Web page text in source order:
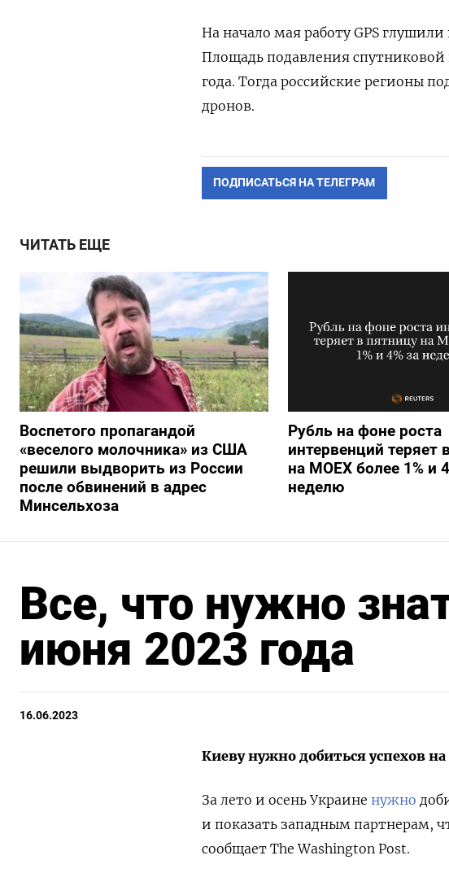
На начало мая работу GPS
Площадь подавления спутниковой
года. Тогда российские регионы
дронов.
ПОДПИСАТЬСЯ НА ТЕЛЕГРАМ
ЧИТАТЬ ЕЩЕ
Воспетого пропагандой
«веселого молочника» из США
решили выдворить из России
после обвинений в адрес
Минсельхоза
Рубль на фоне роста
интервенций теряет
на МОЕХ более 1% и
неделю
Все, что нужно
июня 2023 года
16.06.2023
Киеву нужно добиться успехов
За лето и осень Украине нужно
и показать западным партнерам,
сообщает The Washington Post.